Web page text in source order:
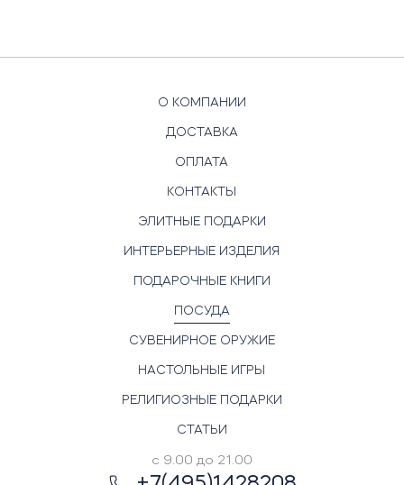
О КОМПАНИИ
ДОСТАВКА
ОПЛАТА
КОНТАКТЫ
ЭЛИТНЫЕ ПОДАРКИ
ИНТЕРЬЕРНЫЕ ИЗДЕЛИЯ
ПОДАРОЧНЫЕ КНИГИ
ПОСУДА
СУВЕНИРНОЕ ОРУЖИЕ
НАСТОЛЬНЫЕ ИГРЫ
РЕЛИГИОЗНЫЕ ПОДАРКИ
СТАТЬИ
с 9.00 до 21.00